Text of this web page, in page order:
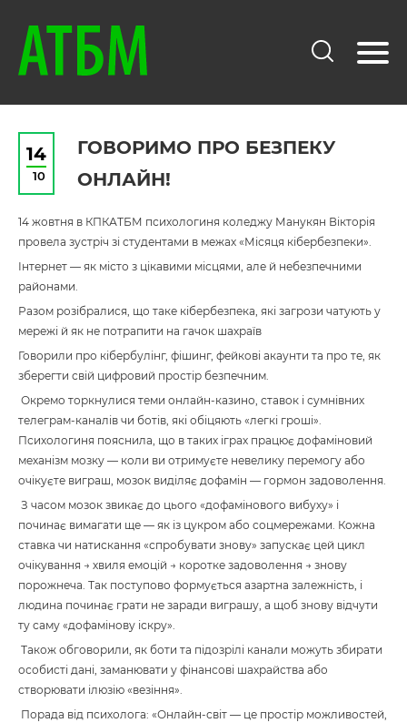
14
10
ГОВОРИМО ПРО БЕЗПЕКУ
ОНЛАЙН!
14 жовтня в КПКАТБМ психологиня коледжу Манукян Вікторія
провела зустріч зі студентами в межах «Місяця кібербезпеки».
Інтернет — як місто з цікавими місцями, але й небезпечними
районами.
Разом розібралися, що таке кібербезпека, які загрози чатують у
мережі й як не потрапити на гачок шахраїв
Говорили про кібербулінг, фішинг, фейкові акаунти та про те, як
зберегти свій цифровий простір безпечним.
Окремо торкнулися теми онлайн-казино, ставок і сумнівних
телеграм-каналів чи ботів, які обіцяють «легкі гроші».
Психологиня пояснила, що в таких іграх працює дофаміновий
механізм мозку — коли ви отримуєте невелику перемогу або
очікуєте виграш, мозок виділяє дофамін — гормон задоволення.
З часом мозок звикає до цього «дофамінового вибуху» і
починає вимагати ще — як із цукром або соцмережами. Кожна
ставка чи натискання «спробувати знову» запускає цей цикл
очікування → хвиля емоцій → коротке задоволення → знову
порожнеча. Так поступово формується азартна залежність, і
людина починає грати не заради виграшу, а щоб знову відчути
ту саму «дофамінову іскру».
Також обговорили, як боти та підозрілі канали можуть збирати
особисті дані, заманювати у фінансові шахрайства або
створювати ілюзію «везіння».
Порада від психолога: «Онлайн-світ — це простір можливостей,